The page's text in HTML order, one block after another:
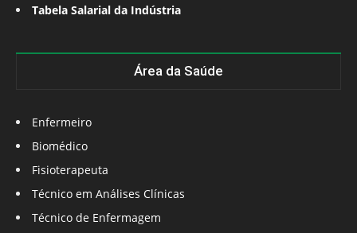
Tabela Salarial da Indústria
Área da Saúde
Enfermeiro
Biomédico
Fisioterapeuta
Técnico em Análises Clínicas
Técnico de Enfermagem